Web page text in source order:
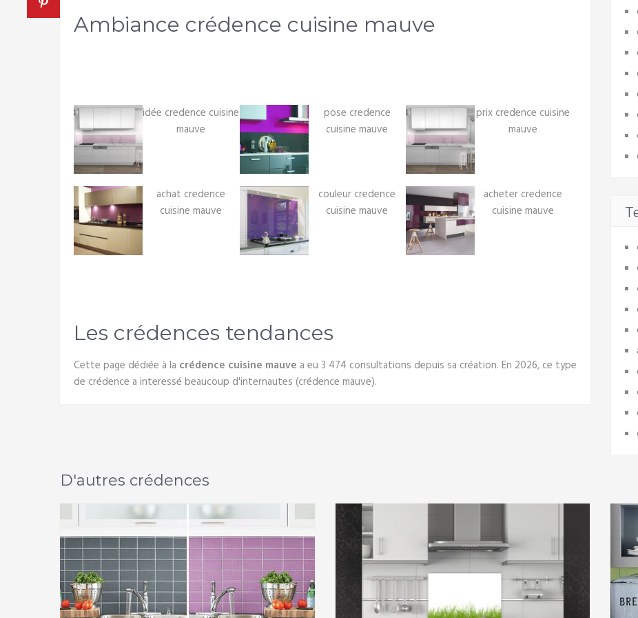
Ambiance crédence cuisine mauve
idée credence cuisine
mauve
pose credence
cuisine mauve
prix credence cuisine
mauve
achat credence
cuisine mauve
couleur credence
cuisine mauve
acheter credence
cuisine mauve
Les crédences tendances
Cette page dédiée à la crédence cuisine mauve a eu 3 474 consultations depuis sa création. En 2026, ce type
de crédence a interessé beaucoup d'internautes (crédence mauve).
D'autres crédences